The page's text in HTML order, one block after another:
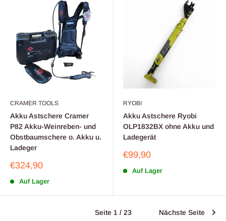
CRAMER TOOLS
Akku Astschere Cramer
P82 Akku-Weinreben- und
Obstbaumschere o. Akku u.
Ladeger
Sonderpreis
€324,90
Auf Lager
RYOBI
Akku Astschere Ryobi
OLP1832BX ohne Akku und
Ladegerät
Sonderpreis
€99,90
Auf Lager
Seite 1 / 23 Nächste Seite